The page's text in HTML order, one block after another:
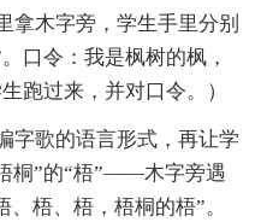
拿木字旁，学生手里分别
口令：我是枫树的枫，
跑过来，并对口令。）
字歌的语言形式，再让学
桐”的“梧”——木字旁遇
梧、梧，梧桐的梧”。